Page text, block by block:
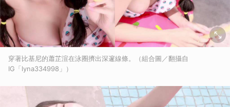
穿著比基尼的蕭芷渲在泳圈擠出深邃線條。（組合圖／翻攝自
IG「lyna334998」）